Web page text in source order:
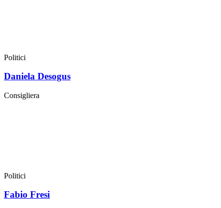
Politici
Daniela Desogus
Consigliera
Politici
Fabio Fresi